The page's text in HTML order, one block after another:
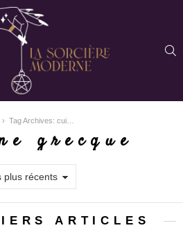
Tag Archives: cuisine grecque
grecque
ARTICLES